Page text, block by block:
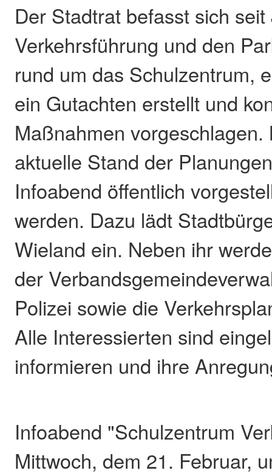
Der Stadtrat befasst sich
Verkehrsführung und den
rund um das Schulzentrum,
ein Gutachten erstellt und
Maßnahmen vorgeschlagen.
aktuelle Stand der
Infoabend öffentlich
werden. Dazu lädt
Wieland ein. Neben ihr
der
Polizei sowie die
Alle Interessierten sind
informieren und ihre
Infoabend "Schulzentrum
Mittwoch, dem 21. Februar,